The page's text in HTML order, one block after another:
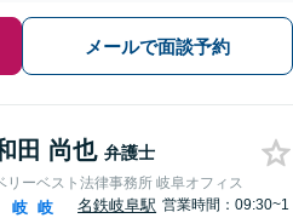
メールで面談予約
田 尚也 弁護士
リーベスト法律事務所 岐阜オフィス
岐 岐
名鉄岐阜駅 営業時間：09:30~1